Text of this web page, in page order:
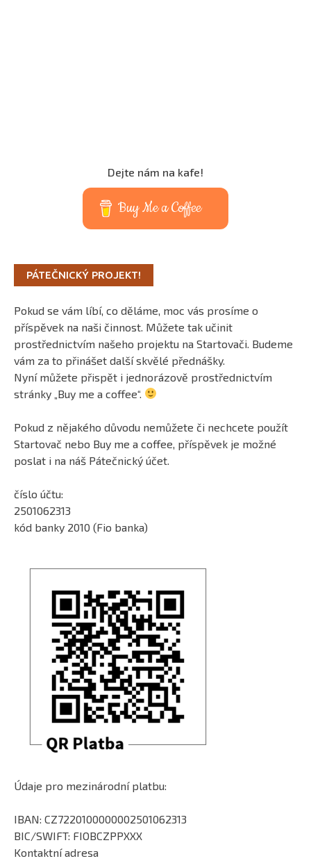
Dejte nám na kafe!
Buy Me a Coffee
PÁTEČNICKÝ PROJEKT!
Pokud se vám líbí, co děláme, moc vás prosíme o
příspěvek na naši činnost. Můžete tak učinit
prostřednictvím našeho projektu na Startovači. Budeme
vám za to přinášet další skvělé přednášky.
Nyní můžete přispět i jednorázově prostřednictvím
stránky „Buy me a coffee“.
Pokud z nějakého důvodu nemůžete či nechcete použít
Startovač nebo Buy me a coffee, příspěvek je možné
poslat i na náš Pátečnický účet.
číslo účtu:
2501062313
kód banky 2010 (Fio banka)
Údaje pro mezinárodní platbu:
IBAN: CZ7220100000002501062313
BIC/SWIFT: FIOBCZPPXXX
Kontaktní adresa